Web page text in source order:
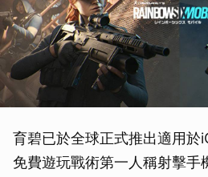
育碧已於全球正式推出適用
免費遊玩戰術第一人稱射擊手